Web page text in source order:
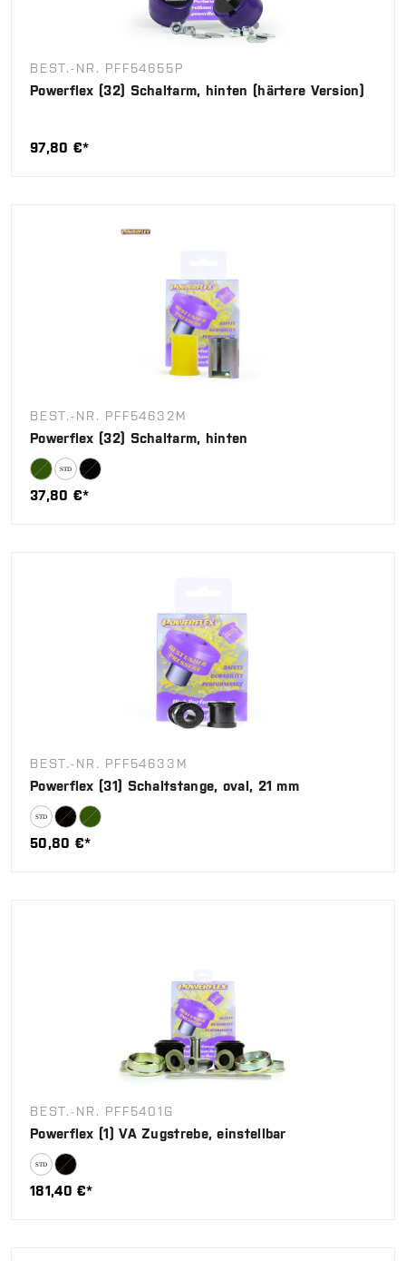
BEST.-NR. PFF54655P
Powerflex (32) Schaltarm, hinten (härtere Version)
97,80 €*
BEST.-NR. PFF54632M
Powerflex (32) Schaltarm, hinten
37,80 €*
BEST.-NR. PFF54633M
Powerflex (31) Schaltstange, oval, 21 mm
50,80 €*
BEST.-NR. PFF5401G
Powerflex (1) VA Zugstrebe, einstellbar
181,40 €*